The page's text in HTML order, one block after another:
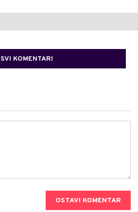
SVI KOMENTARI
OSTAVI KOMENTAR